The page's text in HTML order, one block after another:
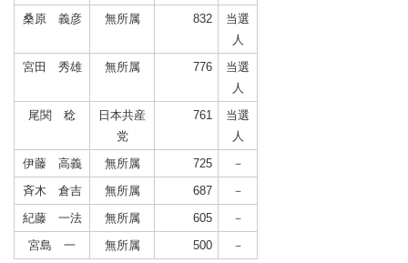
桑原 義彦
無所属 832
当選
人
宮田 秀雄
無所属 776
当選
人
尾関 稔
日本共産
党
761
当選
人
伊藤 高義
無所属 725
－
斉木 倉吉
無所属 687
－
紀藤 一法
無所属 605
－
宮島 一
無所属 500 －